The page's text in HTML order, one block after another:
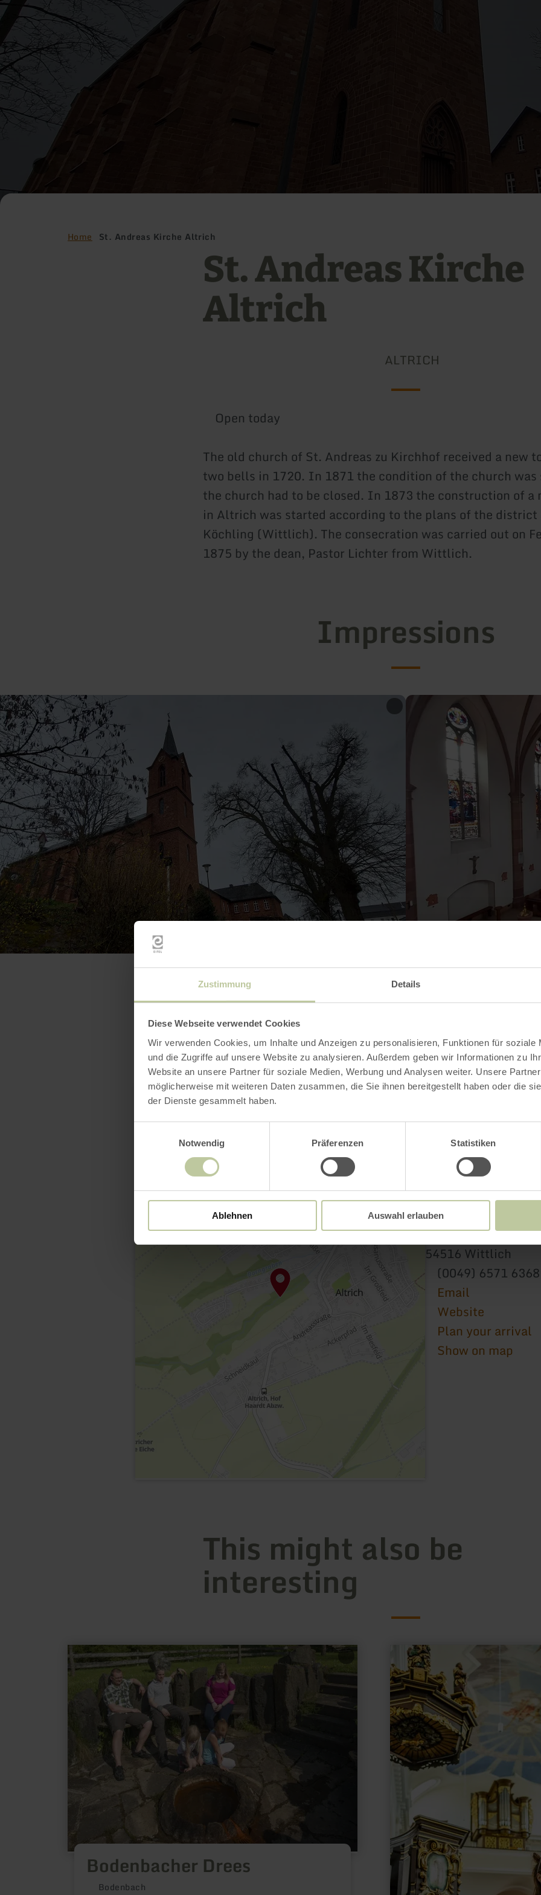
Zustimmung Details
Diese Webseite verwendet Cookies
Wir verwenden Cookies, um Inhalte und Anzeigen zu personalisieren, Funktionen für soziale
und die Zugriffe auf unsere Website zu analysieren. Außerdem geben wir Informationen zu
Website an unsere Partner für soziale Medien, Werbung und Analysen weiter. Unsere
möglicherweise mit weiteren Daten zusammen, die Sie ihnen bereitgestellt haben oder die
der Dienste gesammelt haben.
Notwendig
Präferenzen Statistiken
Ablehnen Auswahl erlauben
Home St. Andreas Kirche Altrich
St. Andreas Kirche
Altrich
ALTRICH
Open today
The old church of St. Andreas zu Kirchhof received a new
two bells in 1720. In 1871 the condition of the church was
the church had to be closed. In 1873 the construction of a
in Altrich was started according to the plans of the
Köchling (Wittlich). The consecration was carried out on
1875 by the dean, Pastor Lichter from Wittlich.
Impressions
Karrstraße 14
54516 Wittlich
(0049) 6571 6368
Email
Website
Plan your arrival
Show on map
This might also be
interesting
Bodenbacher Drees
Bodenbach
more
about:
Bodenbacher
learn
more
about:
Pfarrkirche
Maria
Himmelfahrt